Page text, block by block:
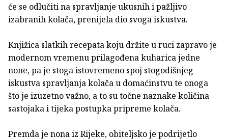
će se odlučiti na spravljanje ukusnih i pažljivo
izabranih kolača, prenijela dio svoga iskustva.
Knjižica slatkih recepata koju držite u ruci zapravo je
modernom vremenu prilagođena kuharica jedne
none, pa je stoga istovremeno spoj stogodišnjeg
iskustva spravljanja kolača u domaćinstvu te onoga
što je izuzetno važno, a to su točne naznake količina
sastojaka i tijeka postupka pripreme kolača.
Premda je nona iz Rijeke, obiteljsko je podrijetlo